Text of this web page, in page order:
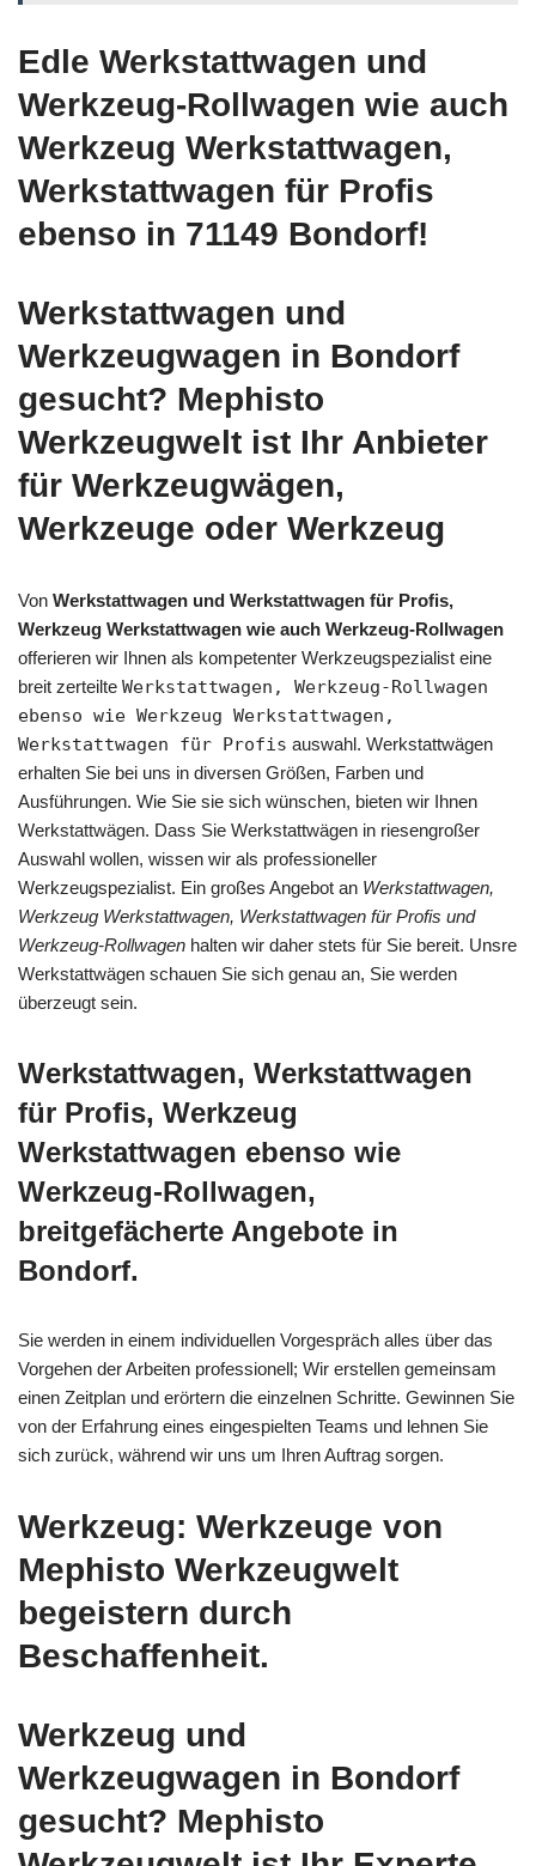
Edle Werkstattwagen und
Werkzeug-Rollwagen wie auch
Werkzeug Werkstattwagen,
Werkstattwagen für Profis
ebenso in 71149 Bondorf!
Werkstattwagen und
Werkzeugwagen in Bondorf
gesucht? Mephisto
Werkzeugwelt ist Ihr Anbieter
für Werkzeugwägen,
Werkzeuge oder Werkzeug
Von Werkstattwagen und Werkstattwagen für Profis,
Werkzeug Werkstattwagen wie auch Werkzeug-Rollwagen
offerieren wir Ihnen als kompetenter Werkzeugspezialist eine
breit zerteilte Werkstattwagen, Werkzeug-Rollwagen
ebenso wie Werkzeug Werkstattwagen,
Werkstattwagen für Profis auswahl. Werkstattwägen
erhalten Sie bei uns in diversen Größen, Farben und
Ausführungen. Wie Sie sie sich wünschen, bieten wir Ihnen
Werkstattwägen. Dass Sie Werkstattwägen in riesengroßer
Auswahl wollen, wissen wir als professioneller
Werkzeugspezialist. Ein großes Angebot an Werkstattwagen,
Werkzeug Werkstattwagen, Werkstattwagen für Profis und
Werkzeug-Rollwagen halten wir daher stets für Sie bereit. Unsre
Werkstattwägen schauen Sie sich genau an, Sie werden
überzeugt sein.
Werkstattwagen, Werkstattwagen
für Profis, Werkzeug
Werkstattwagen ebenso wie
Werkzeug-Rollwagen,
breitgefächerte Angebote in
Bondorf.
Sie werden in einem individuellen Vorgespräch alles über das
Vorgehen der Arbeiten professionell; Wir erstellen gemeinsam
einen Zeitplan und erörtern die einzelnen Schritte. Gewinnen Sie
von der Erfahrung eines eingespielten Teams und lehnen Sie
sich zurück, während wir uns um Ihren Auftrag sorgen.
Werkzeug: Werkzeuge von
Mephisto Werkzeugwelt
begeistern durch
Beschaffenheit.
Werkzeug und
Werkzeugwagen in Bondorf
gesucht? Mephisto